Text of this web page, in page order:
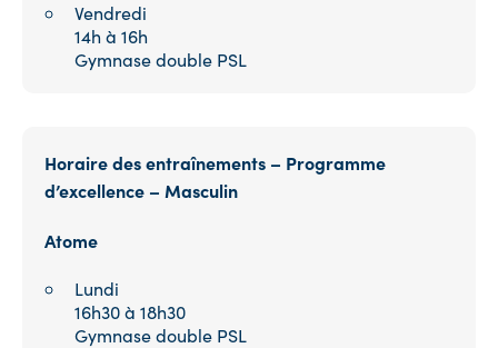
Vendredi
14h à 16h
Gymnase double PSL
Horaire des entraînements – Programme
d’excellence – Masculin
Atome
Lundi
16h30 à 18h30
Gymnase double PSL